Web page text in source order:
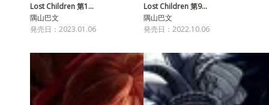
Lost Children 第1…
隅山巴文
発売日：2023.01.06
Lost Children 第9…
隅山巴文
発売日：2022.10.06